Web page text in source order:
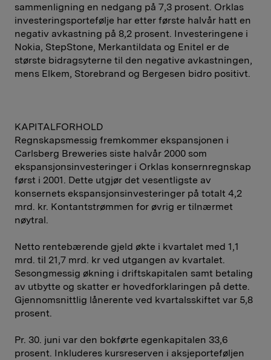
sammenligning en nedgang på 7,3 prosent. Orklas
investeringsportefølje har etter første halvår hatt en
negativ avkastning på 8,2 prosent. Investeringene i
Nokia, StepStone, Merkantildata og Enitel er de
største bidragsyterne til den negative avkastningen,
mens Elkem, Storebrand og Bergesen bidro positivt.
KAPITALFORHOLD
Regnskapsmessig fremkommer ekspansjonen i
Carlsberg Breweries siste halvår 2000 som
ekspansjonsinvesteringer i Orklas konsernregnskap
først i 2001. Dette utgjør det vesentligste av
konsernets ekspansjonsinvesteringer på totalt 4,2
mrd. kr. Kontantstrømmen for øvrig er tilnærmet
nøytral.
Netto rentebærende gjeld økte i kvartalet med 1,1
mrd. til 21,7 mrd. kr ved utgangen av kvartalet.
Sesongmessig økning i driftskapitalen samt betaling
av utbytte og skatter er hovedforklaringen på dette.
Gjennomsnittlig lånerente ved kvartalsskiftet var 5,8
prosent.
Pr. 30. juni var den bokførte egenkapitalen 33,6
prosent. Inkluderes kursreserven i aksjeporteføljen